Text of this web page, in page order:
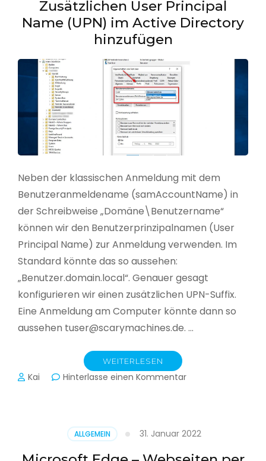
Zusätzlichen User Principal
Name (UPN) im Active Directory
hinzufügen
Neben der klassischen Anmeldung mit dem
Benutzeranmeldename (samAccountName) in
der Schreibweise „Domäne\Benutzername“
können wir den Benutzerprinzipalnamen (User
Principal Name) zur Anmeldung verwenden. Im
Standard könnte das so aussehen:
„Benutzer.domain.local“. Genauer gesagt
konfigurieren wir einen zusätzlichen UPN-Suffix.
Eine Anmeldung am Computer könnte dann so
aussehen tuser@scarymachines.de. …
WEITERLESEN
Kai Hinterlasse einen Kommentarzu
(UPN)
im
ALLGEMEIN 31. Januar 2022